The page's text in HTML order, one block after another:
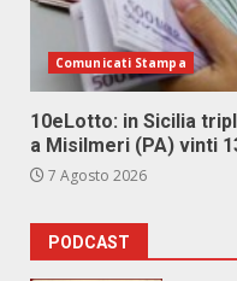
Comunicati Stampa
10eLotto: in Sicilia
a Misilmeri (PA) vinti
7 Agosto 2026
PODCAST